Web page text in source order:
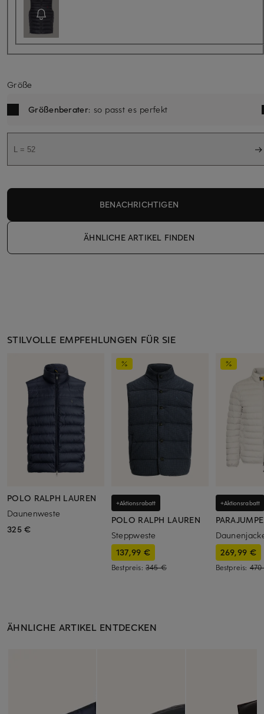
Größe
Größenberater: so passt es perfekt
L = 52
BENACHRICHTIGEN
ÄHNLICHE ARTIKEL FINDEN
STILVOLLE EMPFEHLUNGEN FÜR SIE
POLO RALPH LAUREN
Daunenweste
325 €
+Aktionsrabatt
POLO RALPH LAUREN
Steppweste
137,99 €
Bestpreis: 345 €
+Aktionsrabatt
269,99 €
Bestpreis:
ÄHNLICHE ARTIKEL ENTDECKEN